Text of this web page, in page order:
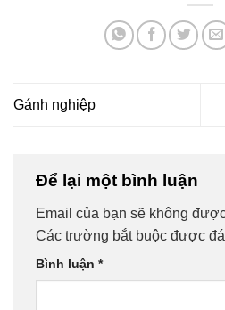
Gánh nghiệp
Để lại một bình luận
Email của bạn sẽ không
Các trường bắt buộc được
Bình luận *